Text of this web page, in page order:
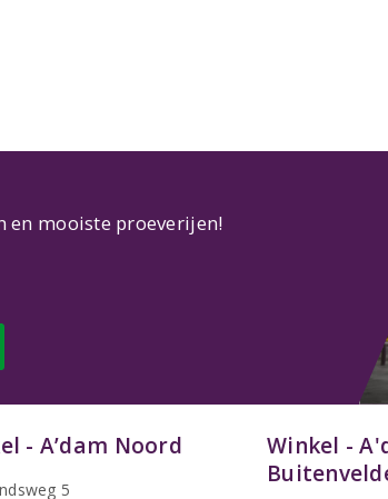
en mooiste proeverijen!
- A’dam Noord
5
Winkel -